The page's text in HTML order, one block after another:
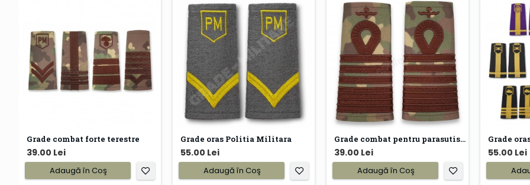
Grade combat forte terestre
39.00 Lei
Adaugă în Coş
Grade oras Politia Militara
55.00 Lei
Adaugă în Coş
Grade combat pentru parasutisti
39.00 Lei
Adaugă în Coş
Grade
55.00 Lei